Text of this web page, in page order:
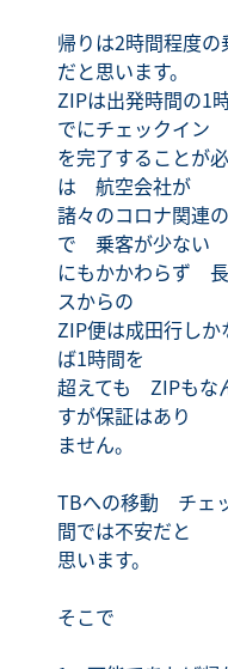
帰りは2時間程度
だと思います。
ZIPは出発時間の1
でにチェックイン
を完了することが
は 航空会社が
諸々のコロナ関連
で 乗客が少ない
にもかかわらず
スからの
ZIP便は成田行し
ば1時間を
超えても ZIPもな
すが保証はあり
ません。
TBへの移動 チェ
間では不安だと
思います。
そこで